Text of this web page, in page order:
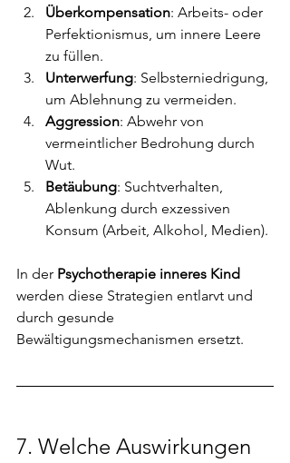
Überkompensation: Arbeits- oder
Perfektionismus, um innere Leere
zu füllen.
Unterwerfung: Selbsterniedrigung,
um Ablehnung zu vermeiden.
Aggression: Abwehr von
vermeintlicher Bedrohung durch
Wut.
Betäubung: Suchtverhalten,
Ablenkung durch exzessiven
Konsum (Arbeit, Alkohol, Medien).
In der Psychotherapie inneres Kind
werden diese Strategien entlarvt und
durch gesunde
Bewältigungsmechanismen ersetzt.
7. Welche Auswirkungen